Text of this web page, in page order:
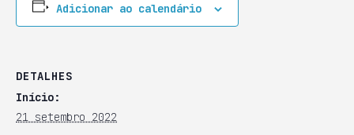
Adicionar ao calendário
DETALHES
Início:
21 setembro 2022